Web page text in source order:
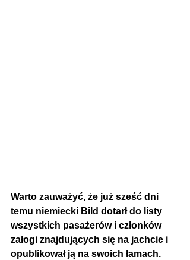
Warto zauważyć, że już sześć dni
temu niemiecki Bild dotarł do listy
wszystkich pasażerów i członków
załogi znajdujących się na jachcie i
opublikował ją na swoich łamach.